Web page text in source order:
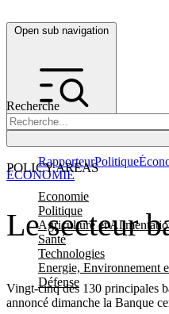
Open sub navigation
Recherche
POLICY AREAS
Economie
Politique
Agriculture et
Santé
Technologies
Energie, Environnement
Défense
RapporteurPolitique
Le secteur
Vingt-cinq des 130 principales
annoncé dimanche la Banque
ÉCONOMIE